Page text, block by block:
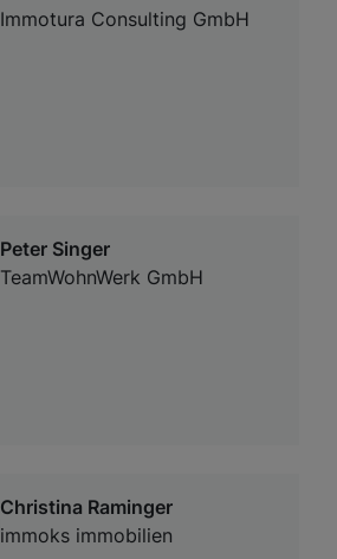
Immotura Consulting GmbH
Peter Singer
TeamWohnWerk GmbH
Christina Raminger
immoks immobilien